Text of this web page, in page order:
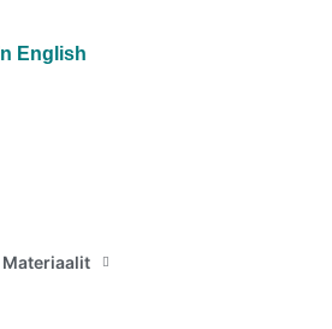
In English
Materiaalit